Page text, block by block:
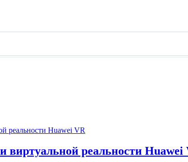
виртуальной реальности Huawei